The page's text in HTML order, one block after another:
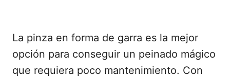
La pinza en forma de garra es la mejor
opción para conseguir un peinado mágico
que requiera poco mantenimiento. Con